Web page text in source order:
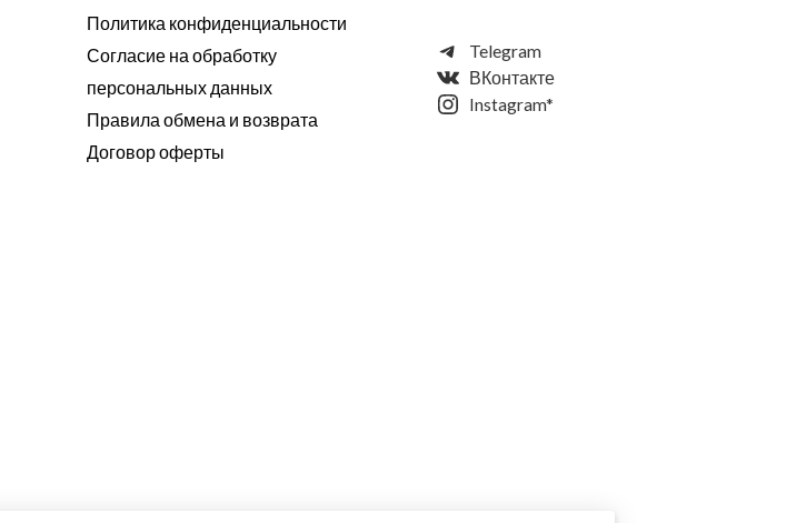
Политика конфиденциальности
Согласие на обработку
персональных данных
Правила обмена и возврата
Договор оферты
Telegram
ВКонтакте
Instagram*